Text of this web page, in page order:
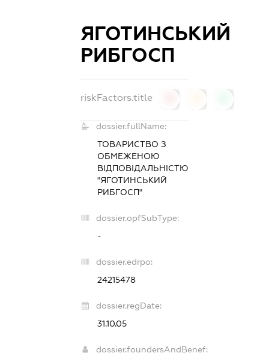
ЯГОТИНСЬКИЙ
РИБГОСП
riskFactors.title
dossier.fullName:
ТОВАРИСТВО З
ОБМЕЖЕНОЮ
ВІДПОВІДАЛЬНІСТЮ
"ЯГОТИНСЬКИЙ
РИБГОСП"
dossier.opfSubType:
-
dossier.edrpo:
24215478
dossier.regDate:
31.10.05
dossier.foundersAndBenef: